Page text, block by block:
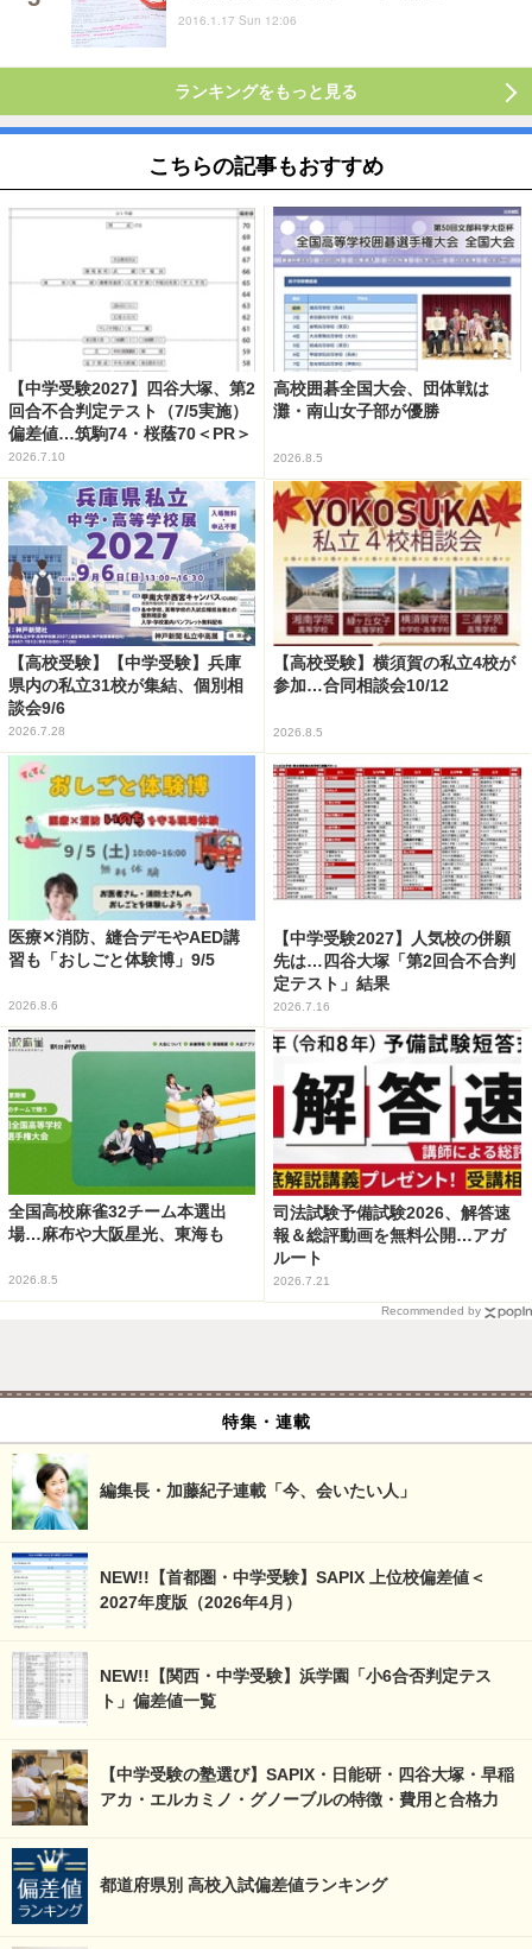
2016.1.17 Sun 12:06
ランキングをもっと見る
こちらの記事もおすすめ
【中学受験2027】四谷大塚、第2
回合不合判定テスト（7/5実施）
偏差値…筑駒74・桜蔭70＜PR＞
2026.7.10
高校囲碁全国大会、団体戦は
灘・南山女子部が優勝
2026.8.5
【高校受験】【中学受験】兵庫
県内の私立31校が集結、個別相
談会9/6
2026.7.28
【高校受験】横須賀の私立4校が
参加…合同相談会10/12
2026.8.5
医療✕消防、縫合デモやAED講
習も「おしごと体験博」9/5
2026.8.6
【中学受験2027】人気校の併願
先は…四谷大塚「第2回合不合判
定テスト」結果
2026.7.16
全国高校麻雀32チーム本選出
場…麻布や大阪星光、東海も
2026.8.5
司法試験予備試験2026、解答速
報＆総評動画を無料公開…アガ
ルート
2026.7.21
Recommended by
特集・連載
編集長・加藤紀子連載「今、会いたい人」
NEW!!【首都圏・中学受験】SAPIX 上位校偏差値＜
2027年度版（2026年4月）
NEW!!【関西・中学受験】浜学園「小6合否判定テス
ト」偏差値一覧
【中学受験の塾選び】SAPIX・日能研・四谷大塚・早稲
アカ・エルカミノ・グノーブルの特徴・費用と合格力
都道府県別 高校入試偏差値ランキング